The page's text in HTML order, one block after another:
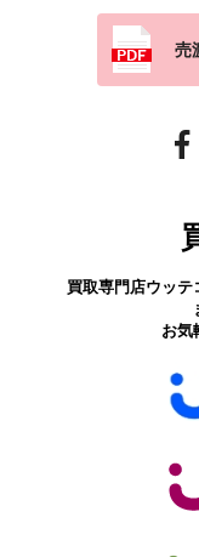
売
買取専門店ウッテ
お気